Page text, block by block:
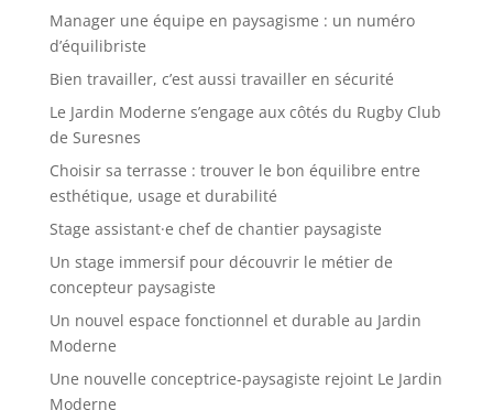
Manager une équipe en paysagisme : un numéro
d’équilibriste
Bien travailler, c’est aussi travailler en sécurité
Le Jardin Moderne s’engage aux côtés du Rugby Club
de Suresnes
Choisir sa terrasse : trouver le bon équilibre entre
esthétique, usage et durabilité
Stage assistant·e chef de chantier paysagiste
Un stage immersif pour découvrir le métier de
concepteur paysagiste
Un nouvel espace fonctionnel et durable au Jardin
Moderne
Une nouvelle conceptrice-paysagiste rejoint Le Jardin
Moderne